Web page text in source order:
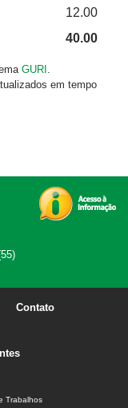
12.00
40.00
GURI .
em tempo
Contato
Trabalhos